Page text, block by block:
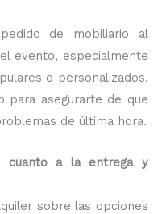
de mobiliario al
evento, especialmente
o personalizados.
para asegurarte de que
de última hora.
cuanto a la entrega y
sobre las opciones